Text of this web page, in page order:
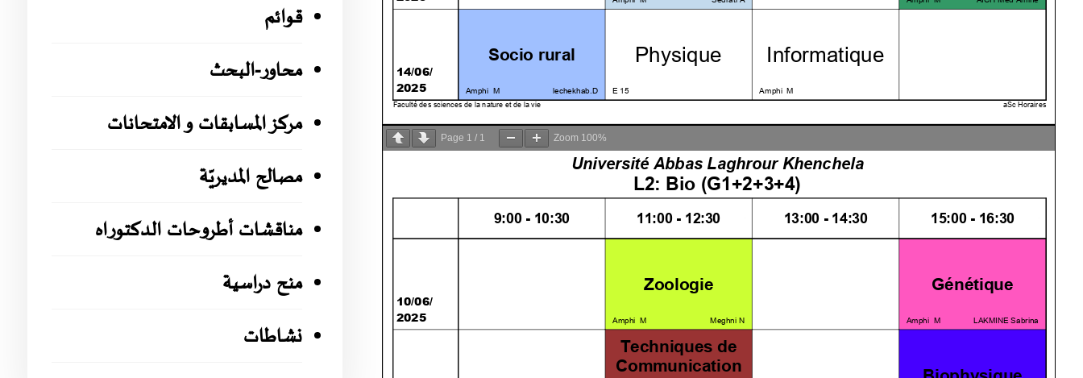
Page 1 / 1 Zoom 100%
قوائم
محاور-البحث
مركز المسابقات و الامتحانات
مصالح المديريّة
مناقشات أطروحات الدكتوراه
منح دراسية
نشاطات